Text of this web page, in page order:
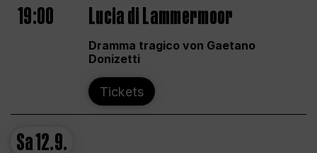
19:00 Lucia di Lammermoor
Dramma tragico von Gaetano
Donizetti
Tickets
Sa12.9.